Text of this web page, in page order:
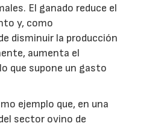
El ganado reduce el
y, como
disminuir la producción
aumenta el
que supone un gasto
ejemplo que, en una
sector ovino de